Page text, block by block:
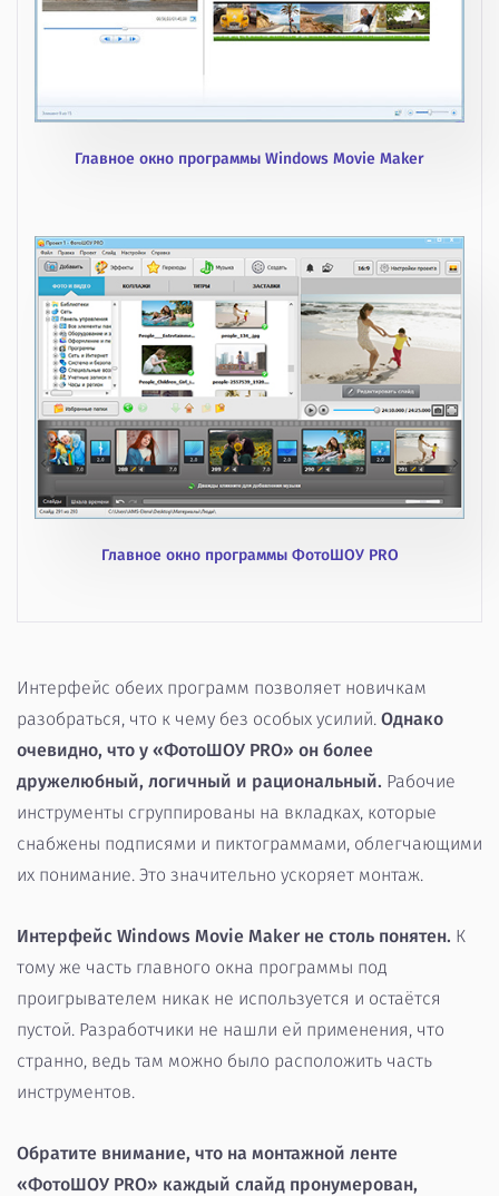
Главное окно программы Windows Movie Maker
Главное окно программы ФотоШОУ PRO
Интерфейс обеих программ позволяет новичкам
разобраться, что к чему без особых усилий. Однако
очевидно, что у «ФотоШОУ PRO» он более
дружелюбный, логичный и рациональный. Рабочие
инструменты сгруппированы на вкладках, которые
снабжены подписями и пиктограммами, облегчающими
их понимание. Это значительно ускоряет монтаж.
Интерфейс Windows Movie Maker не столь понятен. К
тому же часть главного окна программы под
проигрывателем никак не используется и остаётся
пустой. Разработчики не нашли ей применения, что
странно, ведь там можно было расположить часть
инструментов.
Обратите внимание, что на монтажной ленте
«ФотоШОУ PRO» каждый слайд пронумерован,